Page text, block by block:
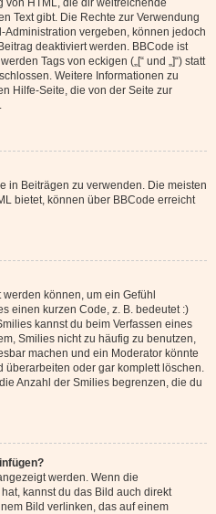
von HTML, die dir weitreichende
Text gibt. Die Rechte zur Verwendung
vergeben, können jedoch
deaktiviert werden. BBCode ist
Tags von eckigen („[“ und „]“) statt
Weitere Informationen zu
Hilfe-Seite, die von der Seite zur
in Beiträgen zu verwenden. Die meisten
bietet, können über BBCode erreicht
können, um ein Gefühl
einen kurzen Code, z. B. bedeutet :)
kannst du beim Verfassen eines
Smilies nicht zu häufig zu benutzen,
machen und ein Moderator könnte
oder gar komplett löschen.
Anzahl der Smilies begrenzen, die du
werden. Wenn die
kannst du das Bild auch direkt
Bild verlinken, das auf einem